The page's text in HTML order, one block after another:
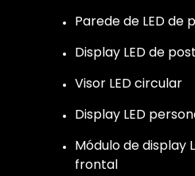
Parede de LED de
Display LED de
Visor LED circular
Display LED
Módulo de display
frontal